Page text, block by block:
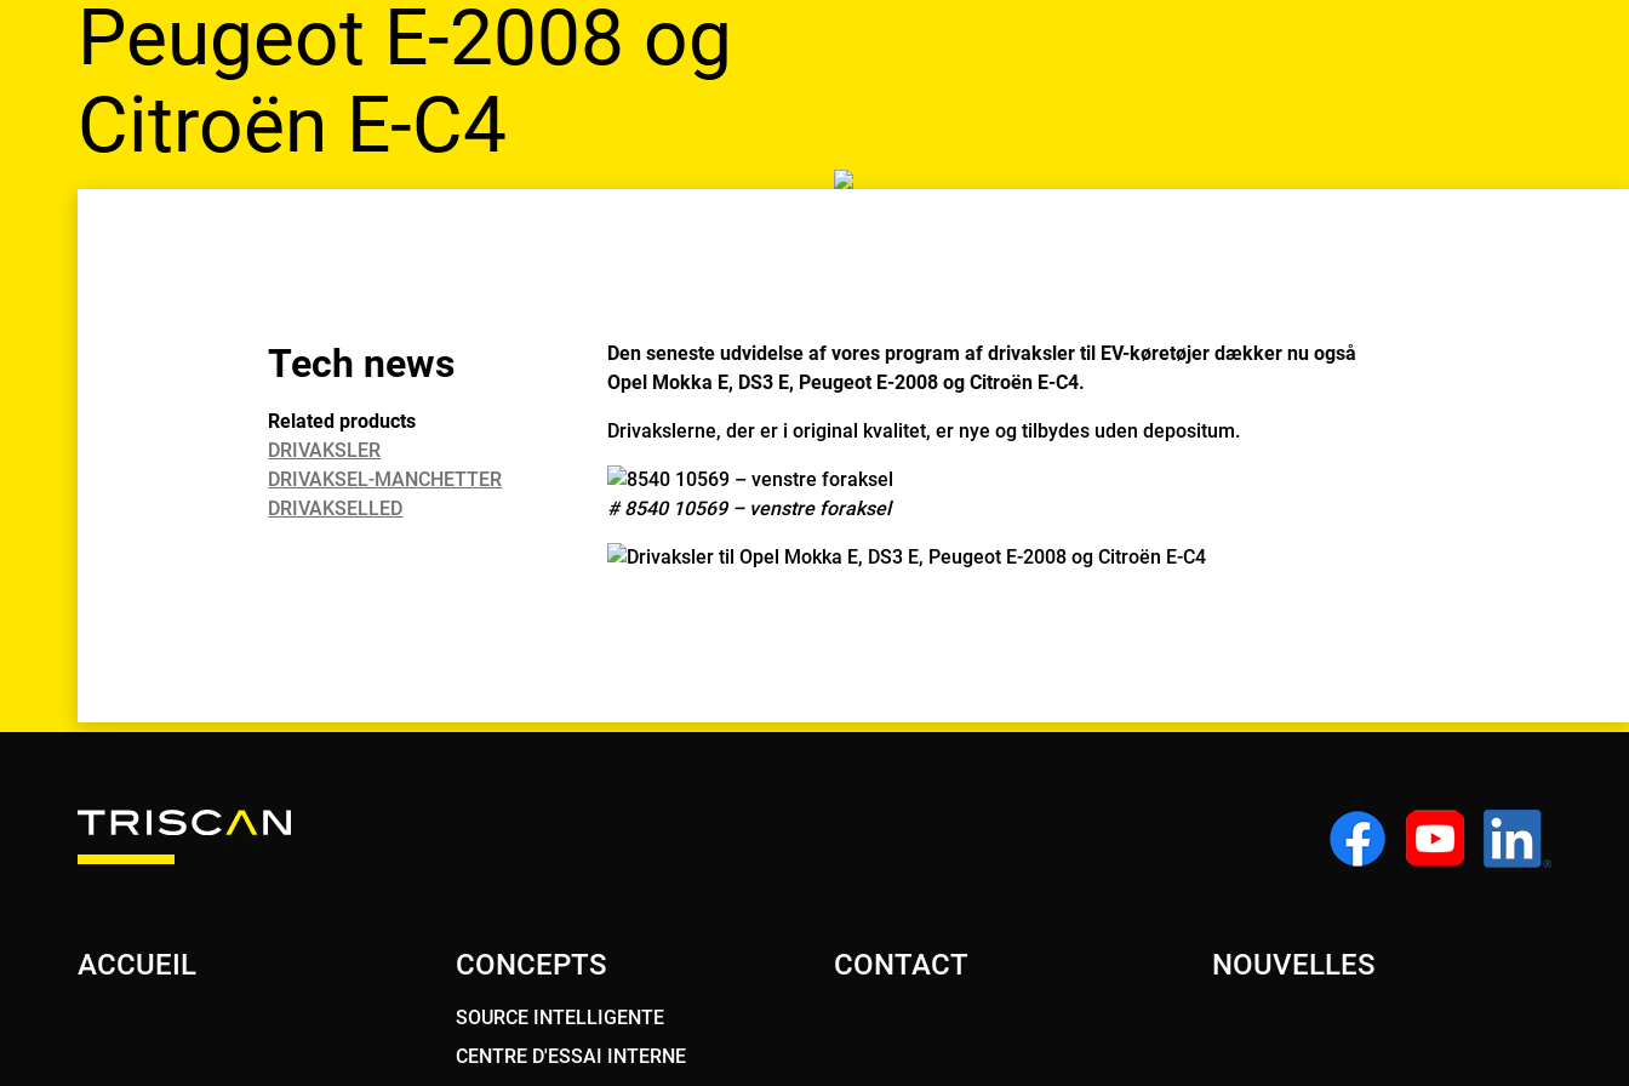
Peugeot E-2008 og
Citroën E-C4
Tech news
Related products
DRIVAKSLER
DRIVAKSEL-MANCHETTER
DRIVAKSELLED
Den seneste udvidelse af vores program af drivaksler til EV-køretøjer dækker nu også
Opel Mokka E, DS3 E, Peugeot E-2008 og Citroën E-C4.
Drivakslerne, der er i original kvalitet, er nye og tilbydes uden depositum.
# 8540 10569 – venstre foraksel
ACCUEIL CONCEPTS
SOURCE INTELLIGENTE
CENTRE D'ESSAI INTERNE
CONTACT NOUVELLES